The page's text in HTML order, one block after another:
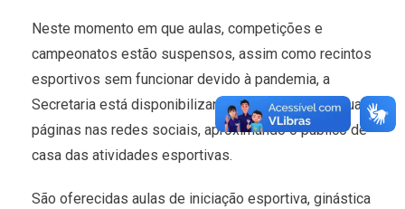
Neste momento em que aulas, competições e
campeonatos estão suspensos, assim como recintos
esportivos sem funcionar devido à pandemia, a
Secretaria está disponibilizando vídeo aulas em suas
páginas nas redes sociais, aproximando o público de
casa das atividades esportivas.
São oferecidas aulas de iniciação esportiva, ginástica